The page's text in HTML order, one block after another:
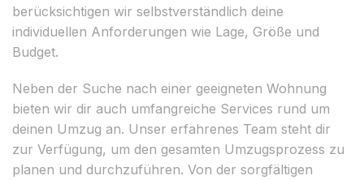
berücksichtigen wir selbstverständlich deine
individuellen Anforderungen wie Lage, Größe und
Budget.
Neben der Suche nach einer geeigneten Wohnung
bieten wir dir auch umfangreiche Services rund um
deinen Umzug an. Unser erfahrenes Team steht dir
zur Verfügung, um den gesamten Umzugsprozess zu
planen und durchzuführen. Von der sorgfältigen